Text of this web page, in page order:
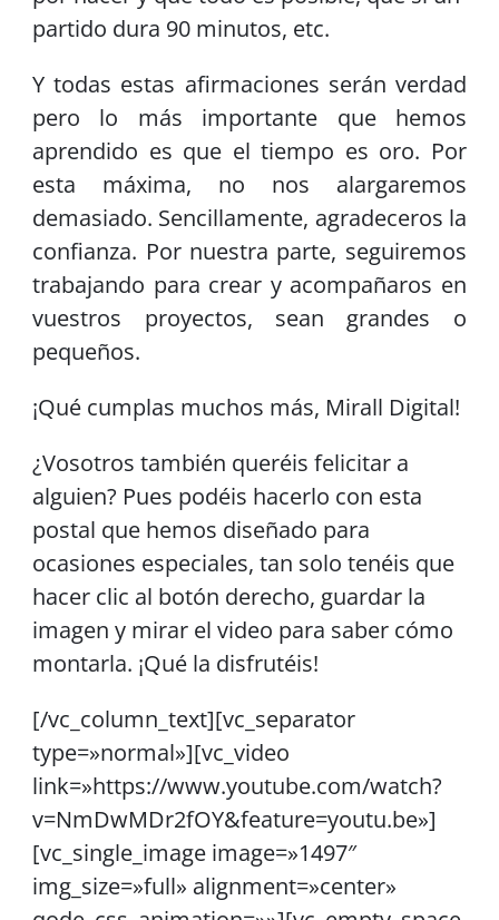
partido dura 90 minutos, etc.
Y todas estas afirmaciones serán verdad
pero lo más importante que hemos
aprendido es que el tiempo es oro. Por
esta máxima, no nos alargaremos
demasiado. Sencillamente, agradeceros la
confianza. Por nuestra parte, seguiremos
trabajando para crear y acompañaros en
vuestros proyectos, sean grandes o
pequeños.
¡Qué cumplas muchos más, Mirall Digital!
¿Vosotros también queréis felicitar a
alguien? Pues podéis hacerlo con esta
postal que hemos diseñado para
ocasiones especiales, tan solo tenéis que
hacer clic al botón derecho, guardar la
imagen y mirar el video para saber cómo
montarla. ¡Qué la disfrutéis!
[/vc_column_text][vc_separator
type=»normal»][vc_video
link=»https://www.youtube.com/watch?
v=NmDwMDr2fOY&feature=youtu.be»]
[vc_single_image image=»1497″
img_size=»full» alignment=»center»